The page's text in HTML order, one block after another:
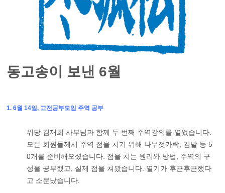
동고송이 보낸 6월
1. 6월 14일, 고전공부모임 주역 공부
위당 김재희 사부님과 함께 두 번째 주역강의를 열었습니다.
모든 회원들께서 주역 점을 치기 위해 나무젓가락, 김발 등 5
0개를 준비해오셨습니다. 점을 치는 원리와 방법, 주역의 구
성을 공부했고, 실제 점을 쳐봤습니다. 열기가 후끈후끈했다
고 소문났습니다.